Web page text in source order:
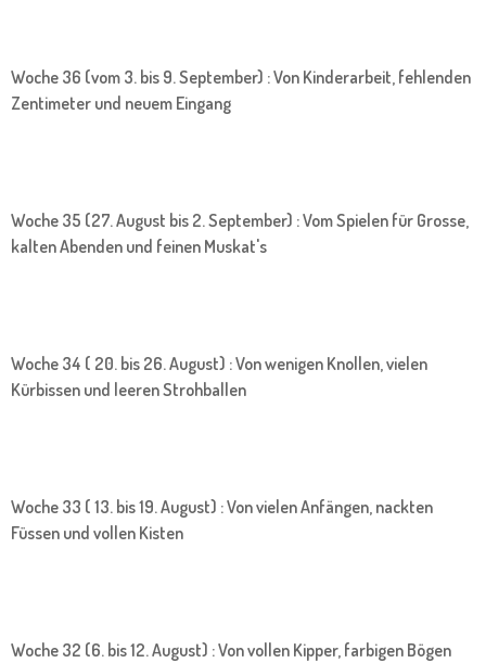
Woche 36 (vom 3. bis 9. September) : Von Kinderarbeit, fehlenden
Zentimeter und neuem Eingang
Woche 35 (27. August bis 2. September) : Vom Spielen für Grosse,
kalten Abenden und feinen Muskat's
Woche 34 ( 20. bis 26. August) : Von wenigen Knollen, vielen
Kürbissen und leeren Strohballen
Woche 33 ( 13. bis 19. August) : Von vielen Anfängen, nackten
Füssen und vollen Kisten
Woche 32 (6. bis 12. August) : Von vollen Kipper, farbigen Bögen